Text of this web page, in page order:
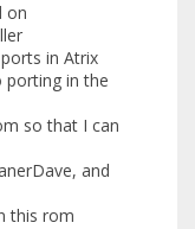
on
in Atrix
porting in the
so that I can
and
this rom